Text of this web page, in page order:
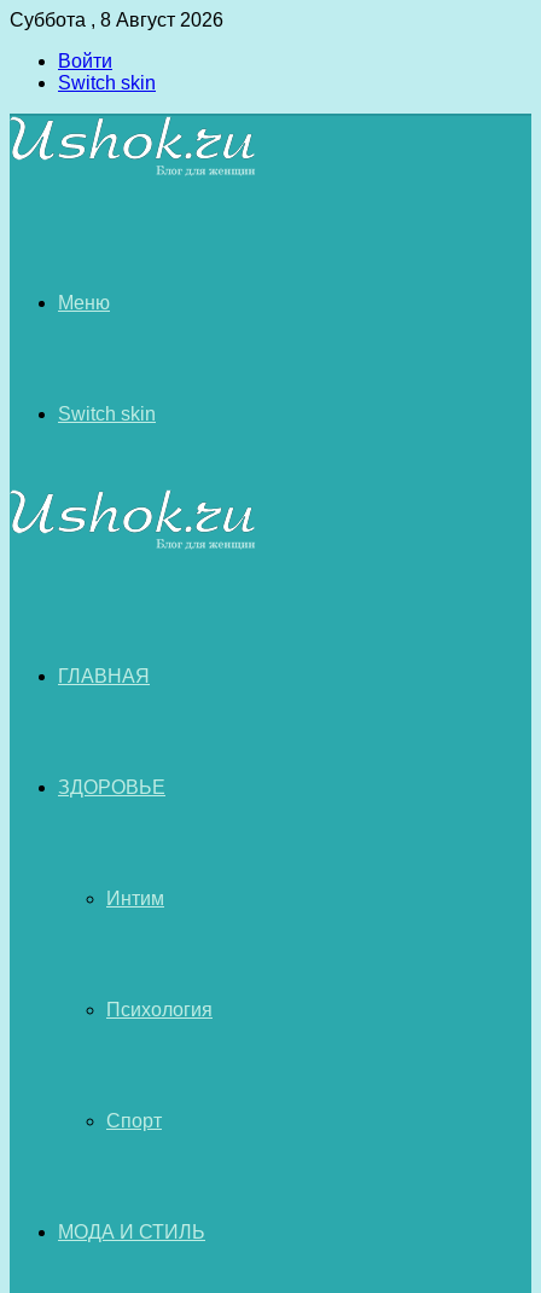
Суббота , 8 Август 2026
Войти
Switch skin
Меню
Switch skin
ГЛАВНАЯ
ЗДОРОВЬЕ
Интим
Психология
Спорт
МОДА И СТИЛЬ